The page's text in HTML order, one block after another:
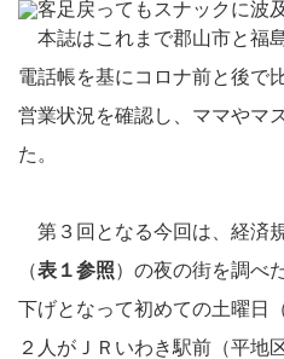
本誌はこれまで郡山市と福
電話帳を基にコロナ前と後で
営業状況を確認し、ママやマ
た。
第３回となる今回は、経済
（表１参照）の夜の街を調べ
下げとなって初めての土曜日
２人がＪＲいわき駅前（平地